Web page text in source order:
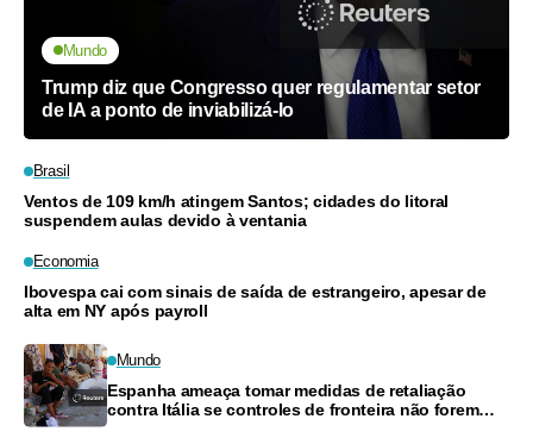
Mundo
Trump diz que Congresso quer regulamentar setor
de IA a ponto de inviabilizá-lo
Brasil
Ventos de 109 km/h atingem Santos; cidades do litoral
suspendem aulas devido à ventania
Economia
Ibovespa cai com sinais de saída de estrangeiro, apesar de
alta em NY após payroll
Mundo
Espanha ameaça tomar medidas de retaliação
contra Itália se controles de fronteira não forem